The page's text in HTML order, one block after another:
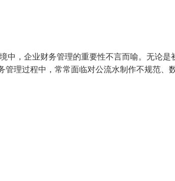
，企业财务管理的重要性不言而喻。无论是
理过程中，常常面临对公流水制作不规范、